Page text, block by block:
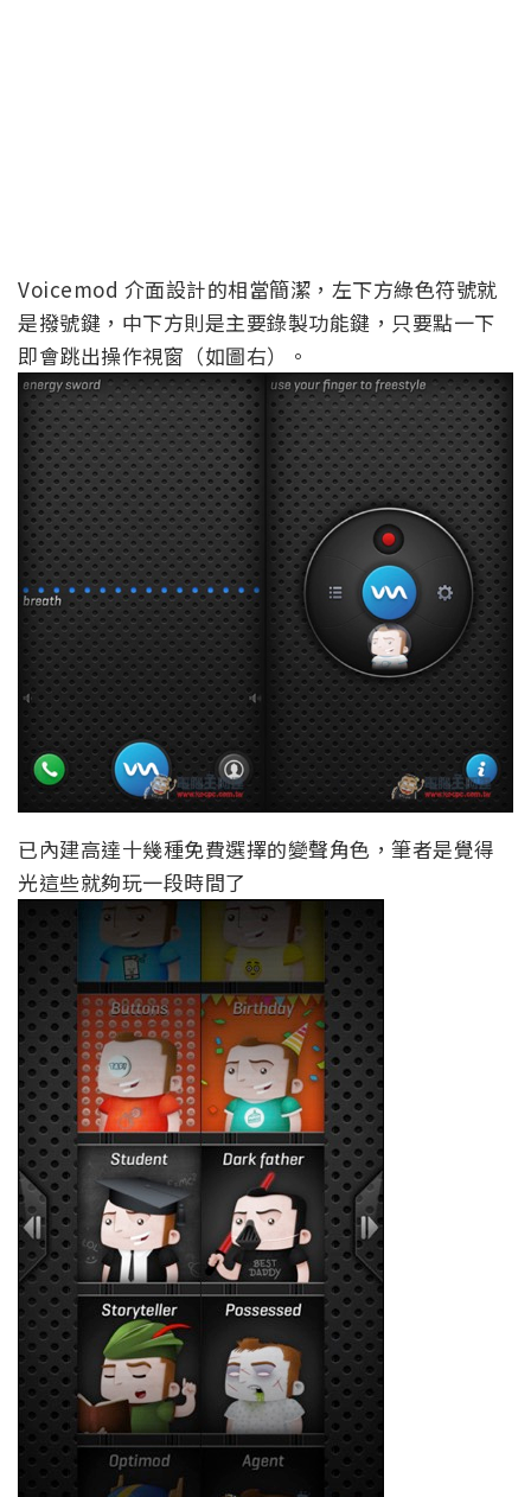
Voicemod 介面設計的相當簡潔，左下方綠色符號就
是撥號鍵，中下方則是主要錄製功能鍵，只要點一下
即會跳出操作視窗（如圖右）。
已內建高達十幾種免費選擇的變聲角色，筆者是覺得
光這些就夠玩一段時間了